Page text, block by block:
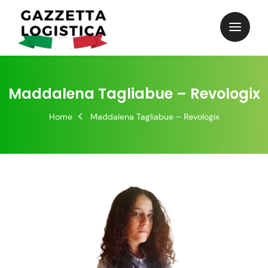
Maddalena Tagliabue – Revologix
Home Maddalena Tagliabue – Revologix